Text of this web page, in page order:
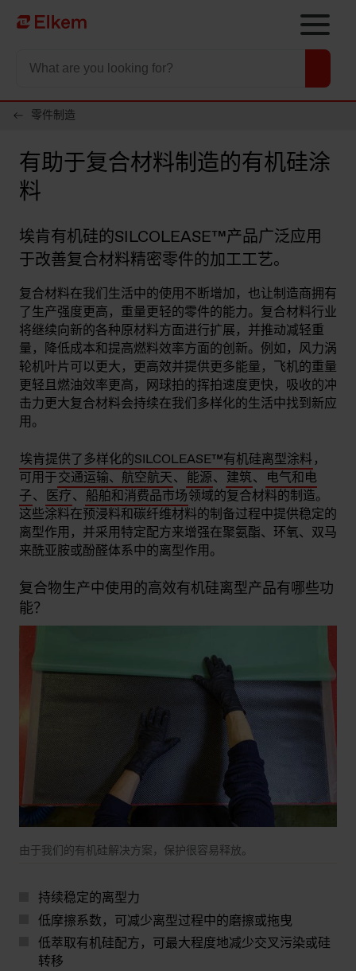
Skip to main content
To start page
零件制造
有助于复合材料制造的有机硅涂
料
埃肯有机硅的SILCOLEASE™产品广泛应用
于改善复合材料精密零件的加工工艺。
复合材料在我们生活中的使用不断增加，也让制造商拥有
了生产强度更高，重量更轻的零件的能力。复合材料行业
将继续向新的各种原材料方面进行扩展，并推动减轻重
量，降低成本和提高燃料效率方面的创新。例如，风力涡
轮机叶片可以更大，更高效并提供更多能量，飞机的重量
更轻且燃油效率更高，网球拍的挥拍速度更快，吸收的冲
击力更大复合材料会持续在我们多样化的生活中找到新应
用。
埃肯提供了多样化的SILCOLEASE™有机硅离型涂料 ，
可用于交通运输、航空航天、 能源、 建筑、
电气和电
子、 医疗、 船舶和消费品市场领域的复合材料的制造。
这些涂料在预浸料和碳纤维材料的制备过程中提供稳定的
离型作用，并采用特定配方来增强在聚氨酯、环氧、双马
来酰亚胺或酚醛体系中的离型作用。
复合物生产中使用的高效有机硅离型产品有哪些功
能？
由于我们的有机硅解决方案，保护很容易释放。
持续稳定的离型力
低摩擦系数，可减少离型过程中的磨擦或拖曳
低萃取有机硅配方，可最大程度地减少交叉污染或硅
转移